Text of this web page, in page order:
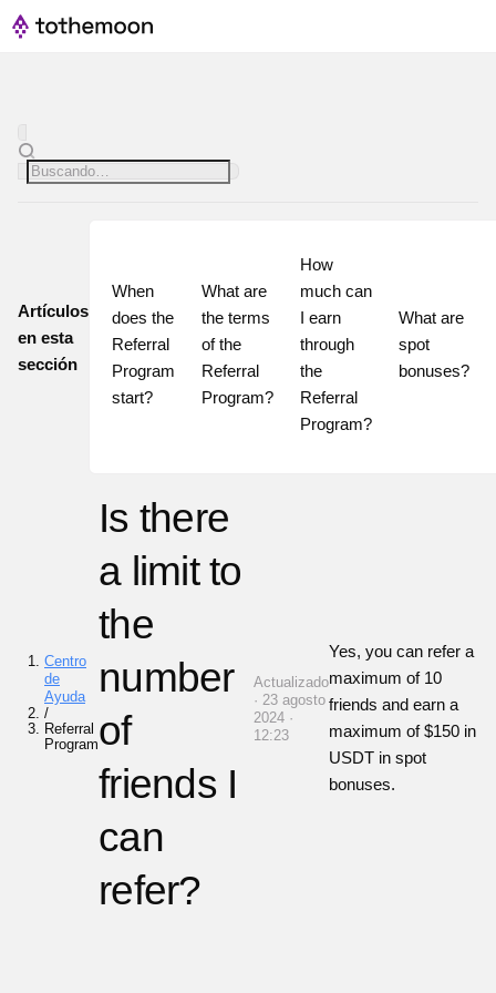
Artículos
en esta
sección
When
does the
Referral
Program
start?
What are
the terms
of the
Referral
Program?
How
much can
I earn
through
the
Referral
Program?
What are
spot
bonuses?
Centro
de
Ayuda
/
Referral
Program
Is there
a limit to
the
number
of
friends I
can
refer?
Actualizado
· 23 agosto
2024 ·
12:23
Yes, you can refer a
maximum of 10
friends and earn a
maximum of $150 in
USDT in spot
bonuses.